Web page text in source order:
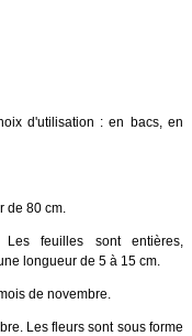
d'utilisation : en bacs, en
de 80 cm.
feuilles sont entières,
longueur de 5 à 15 cm.
de novembre.
Les fleurs sont sous forme